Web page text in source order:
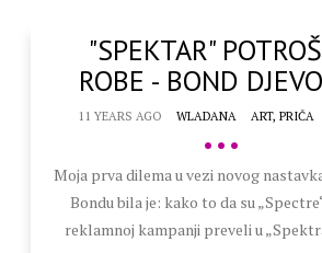
"SPEKTAR"
ROBE - BOND
11 YEARS AGO WLADANA ART,PRIČA
•••
Moja prva dilema u vezi novog
Bondu bila je: kako to da su
reklamnoj kampanji preveli u